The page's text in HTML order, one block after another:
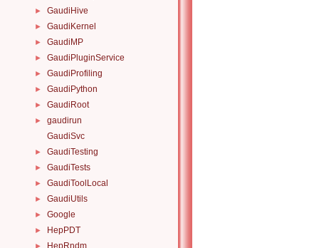
► GaudiHive
► GaudiKernel
► GaudiMP
► GaudiPluginService
► GaudiProfiling
► GaudiPython
► GaudiRoot
►
gaudirun
GaudiSvc
► GaudiTesting
► GaudiTests
► GaudiToolLocal
► GaudiUtils
► Google
► HepPDT
HepRndm